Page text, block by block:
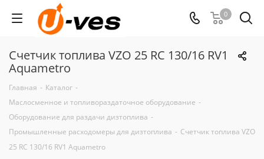
0
Счетчик топлива VZO 25 RC 130/16 RV1
Aquametro
Главная - Каталог -
Маслосменное и топливораздаточное оборудование -
Оборудование для раздачи дизтоплива -
Промышленные расходомеры для дизтоплива - Счетчик топлива VZO
25 RC 130/16 RV1 Aquametro